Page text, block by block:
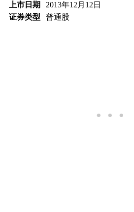
上市日期
2013年12月12日
证券类型
普通股